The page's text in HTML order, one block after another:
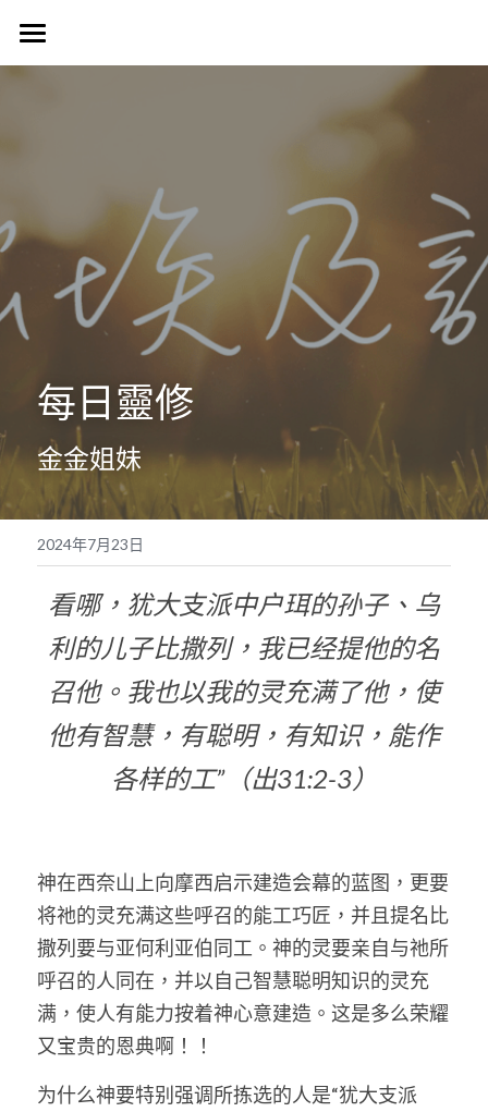
首頁
教會核心價值
使命異象
同工團隊
簡介
使命異象
Harvest 聚會信息
Harvest Choir
團契生活
台語團契
禱告會
主題查經
父母團契
媒體專區
生活事神的話
靈修小語
宣教事工
信望愛團契
探訪之行2023
聯絡我們
聯絡方式
新朋友
靈修部落格
繁體中文
POWERED BY
每日靈修
金金姐妹
2024年7月23日
看哪，犹大支派中户珥的孙子、乌
利的儿子比撒列，我已经提他的名
召他。我也以我的灵充满了他，使
他有智慧，有聪明，有知识，能作
各样的工”（出31:2-3）
神在西奈山上向摩西启示建造会幕的蓝图，更要
将祂的灵充满这些呼召的能工巧匠，并且提名比
撒列要与亚何利亚伯同工。神的灵要亲自与祂所
呼召的人同在，并以自己智慧聪明知识的灵充
满，使人有能力按着神心意建造。这是多么荣耀
又宝贵的恩典啊！！
为什么神要特别强调所拣选的人是“犹大支派